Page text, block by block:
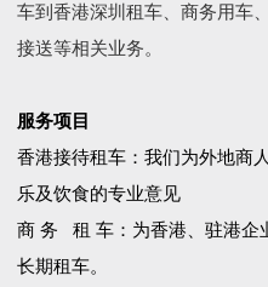
车到香港深圳租车、商务用车
接送等相关业务。
服务项目
香港接待租车：我们为外地商
乐及饮食的专业意见
商 务 租 车：为香港、驻港企
长期租车。